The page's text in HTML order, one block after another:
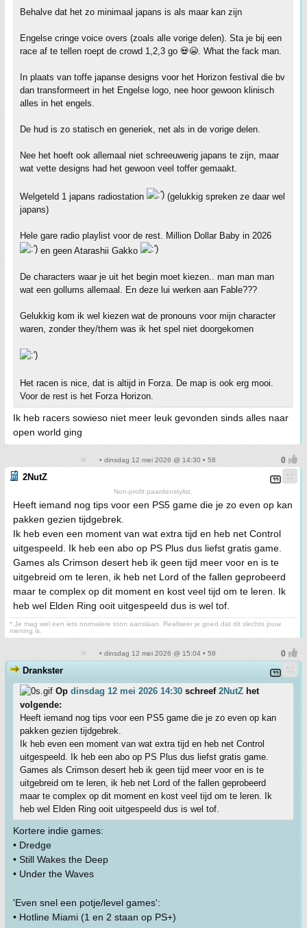
Behalve dat het zo minimaal japans is als maar kan zijn
Engelse cringe voice overs (zoals alle vorige delen). Sta je bij een
race af te tellen roept de crowd 1,2,3 go 💀😭. What the fack man.
In plaats van toffe japanse designs voor het Horizon festival die bv
dan transformeert in het Engelse logo, nee hoor gewoon klinisch
alles in het engels.
De hud is zo statisch en generiek, net als in de vorige delen.
Nee het hoeft ook allemaal niet schreeuwerig japans te zijn, maar
wat vette designs had het gewoon veel toffer gemaakt.
Welgeteld 1 japans radiostation
(gelukkig spreken ze daar wel
japans)
Hele gare radio playlist voor de rest. Million Dollar Baby in 2026
en geen Atarashii Gakko
De characters waar je uit het begin moet kiezen.. man man man
wat een gollums allemaal. En deze lui werken aan Fable???
Gelukkig kom ik wel kiezen wat de pronouns voor mijn character
waren, zonder they/them was ik het spel niet doorgekomen
Het racen is nice, dat is altijd in Forza. De map is ook erg mooi.
Voor de rest is het Forza Horizon.
Ik heb racers sowieso niet meer leuk gevonden sinds alles naar
open world ging
• dinsdag 12 mei 2026 @ 14:30 • 58
2NutZ
Non-profit paardenstylist.
Heeft iemand nog tips voor een PS5 game die je zo even op kan
pakken gezien tijdgebrek.
Ik heb even een moment van wat extra tijd en heb net Control
uitgespeeld. Ik heb een abo op PS Plus dus liefst gratis game.
Games als Crimson desert heb ik geen tijd meer voor en is te
uitgebreid om te leren, ik heb net Lord of the fallen geprobeerd
maar te complex op dit moment en kost veel tijd om te leren. Ik
heb wel Elden Ring ooit uitgespeeld dus is wel tof.
* Je mag wel een iets normalere toon aanslaan. Realiseer je goed dat dit slechts jouw
mening is.
• dinsdag 12 mei 2026 @ 15:04 • 59
Drankster
Op dinsdag 12 mei 2026 14:30 schreef 2NutZ het
volgende:
Heeft iemand nog tips voor een PS5 game die je zo even op kan
pakken gezien tijdgebrek.
Ik heb even een moment van wat extra tijd en heb net Control
uitgespeeld. Ik heb een abo op PS Plus dus liefst gratis game.
Games als Crimson desert heb ik geen tijd meer voor en is te
uitgebreid om te leren, ik heb net Lord of the fallen geprobeerd
maar te complex op dit moment en kost veel tijd om te leren. Ik
heb wel Elden Ring ooit uitgespeeld dus is wel tof.
Kortere indie games:
• Dredge
• Still Wakes the Deep
• Under the Waves
'Even snel een potje/level games':
• Hotline Miami (1 en 2 staan op PS+)